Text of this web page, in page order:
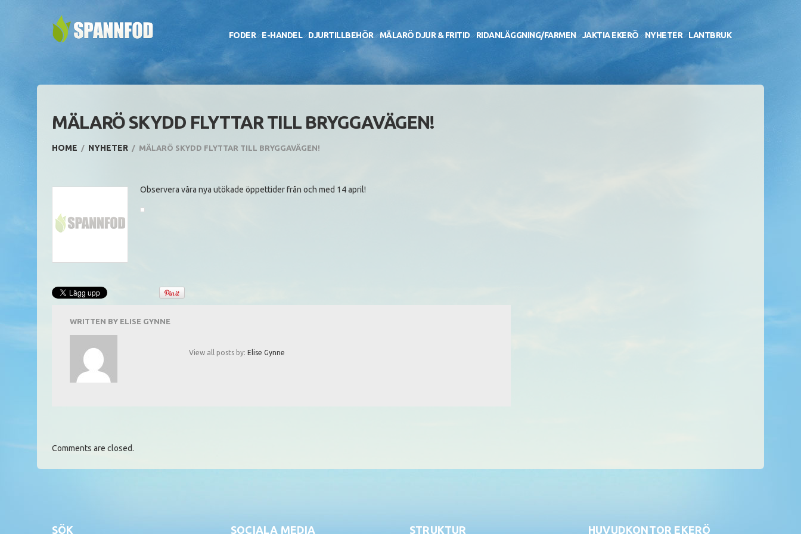
FODER E-HANDEL DJURTILLBEHÖR MÄLARÖ DJUR & FRITID RIDANLÄGGNING/FARMEN JAKTIA EKERÖ NYHETER LANTBRUK
MÄLARÖ SKYDD FLYTTAR TILL BRYGGAVÄGEN!
HOME NYHETER MÄLARÖ SKYDD FLYTTAR TILL BRYGGAVÄGEN!
Observera våra nya utökade öppettider från och med 14 april!
WRITTEN BY ELISE GYNNE
View all posts by: Elise Gynne
Comments are closed.
SÖK SOCIALA MEDIA STRUKTUR HUVUDKONTOR EKERÖ